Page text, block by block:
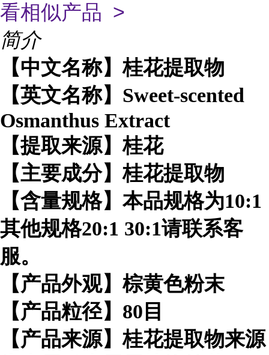
看相似产品 >
简介
【中文名称】桂花提取物
【英文名称】Sweet-scented
Osmanthus Extract
【提取来源】桂花
【主要成分】桂花提取物
【含量规格】本品规格为10:1
其他规格20:1 30:1请联系客
服。
【产品外观】棕黄色粉末
【产品粒径】80目
【产品来源】桂花提取物来源